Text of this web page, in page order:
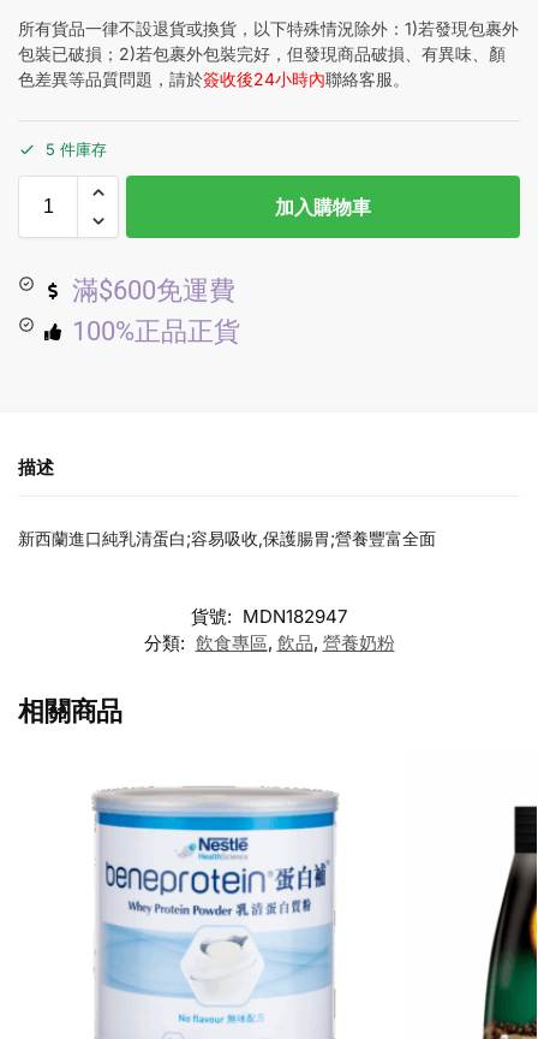
所有貨品一律不設退貨或換貨，以下特殊情況除外：1)若發現包裹外
包裝已破損；2)若包裹外包裝完好，但發現商品破損、有異味、顏
色差異等品質問題，請於簽收後24小時內聯絡客服。
5 件庫存
加入購物車
滿$600免運費
100%正品正貨
描述
新西蘭進口純乳清蛋白;容易吸收,保護腸胃;營養豐富全面
貨號: MDN182947
分類: 飲食專區, 飲品, 營養奶粉
相關商品